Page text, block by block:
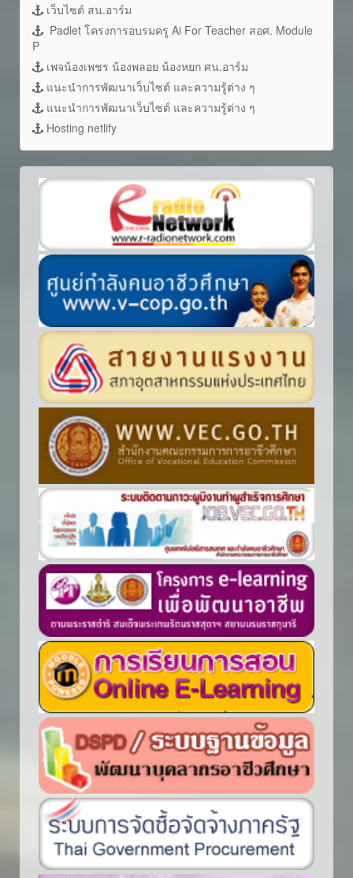
เว็บไซต์ สน.อาร์ม
Padlet โครงการอบรมครู Ai For Teacher สอศ. Module
P
เพจน้องเพชร น้องพลอย น้องหยก ศน.อาร์ม
แนะนำการพัฒนาเว็บไซต์ และความรู้ต่าง ๆ
แนะนำการพัฒนาเว็บไซต์ และความรู้ต่าง ๆ
Hosting netlify